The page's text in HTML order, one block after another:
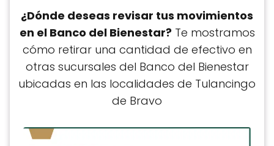
¿Dónde deseas revisar tus movimientos
en el Banco del Bienestar? Te mostramos
cómo retirar una cantidad de efectivo en
otras sucursales del Banco del Bienestar
ubicadas en las localidades de Tulancingo
de Bravo